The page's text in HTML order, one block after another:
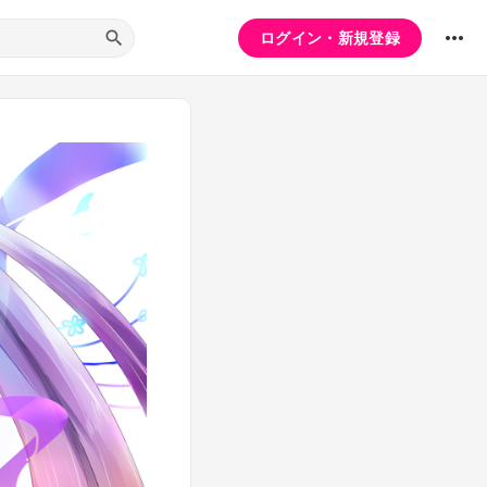
ログイン・新規登録